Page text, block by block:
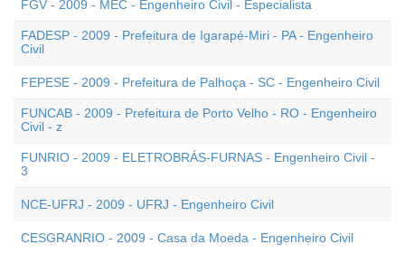
FGV - 2009 - MEC - Engenheiro Civil - Especialista
FADESP - 2009 - Prefeitura de Igarapé-Miri - PA - Engenheiro
Civil
FEPESE - 2009 - Prefeitura de Palhoça - SC - Engenheiro Civil
FUNCAB - 2009 - Prefeitura de Porto Velho - RO - Engenheiro
Civil - z
FUNRIO - 2009 - ELETROBRÁS-FURNAS - Engenheiro Civil -
3
NCE-UFRJ - 2009 - UFRJ - Engenheiro Civil
CESGRANRIO - 2009 - Casa da Moeda - Engenheiro Civil